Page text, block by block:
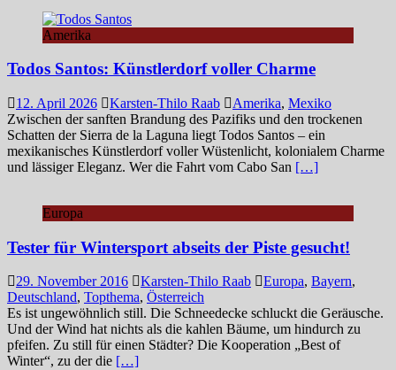
Amerika
Todos Santos: Künstlerdorf voller Charme
12. April 2026 Karsten-Thilo Raab Amerika, Mexiko
Zwischen der sanften Brandung des Pazifiks und den trockenen
Schatten der Sierra de la Laguna liegt Todos Santos – ein
mexikanisches Künstlerdorf voller Wüstenlicht, kolonialem Charme
und lässiger Eleganz. Wer die Fahrt vom Cabo San […]
Europa
Tester für Wintersport abseits der Piste gesucht!
29. November 2016 Karsten-Thilo Raab Europa, Bayern,
Deutschland, Topthema, Österreich
Es ist ungewöhnlich still. Die Schneedecke schluckt die Geräusche.
Und der Wind hat nichts als die kahlen Bäume, um hindurch zu
pfeifen. Zu still für einen Städter? Die Kooperation „Best of
Winter“, zu der die […]